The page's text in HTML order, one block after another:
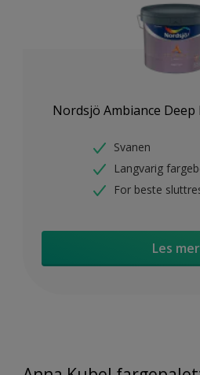
Nordsjö Ambiance
Svanen
Langvarig
For beste
Les mer